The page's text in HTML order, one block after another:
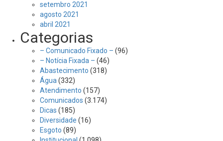
setembro 2021
agosto 2021
abril 2021
Categorias
– Comunicado Fixado – (96)
– Notícia Fixada – (46)
Abastecimento (318)
Água (332)
Atendimento (157)
Comunicados (3.174)
Dicas (185)
Diversidade (16)
Esgoto (89)